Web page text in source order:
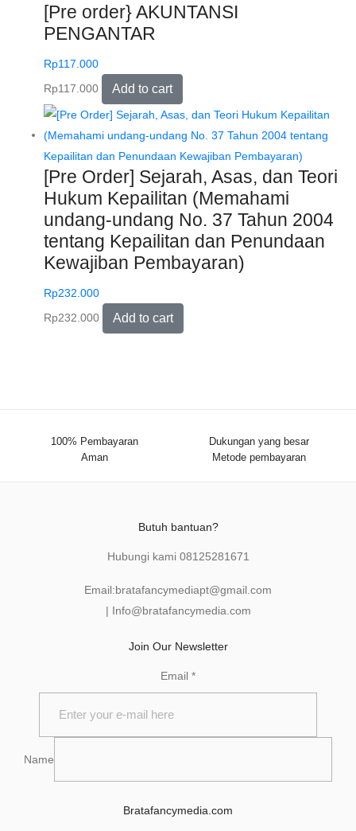
[Pre order} AKUNTANSI
PENGANTAR
Rp117.000
Rp117.000 Add to cart
[Pre Order] Sejarah, Asas, dan Teori
Hukum Kepailitan (Memahami
undang-undang No. 37 Tahun 2004
tentang Kepailitan dan Penundaan
Kewajiban Pembayaran)
Rp232.000
Rp232.000 Add to cart
100% Pembayaran
Aman
Dukungan yang besar
Metode pembayaran
Butuh bantuan?
Hubungi kami 08125281671
Email:bratafancymediapt@gmail.com
| Info@bratafancymedia.com
Join Our Newsletter
Email *
Name
Bratafancymedia.com